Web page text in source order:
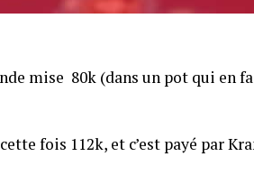
mise 80k (dans un pot qui en
fois 112k, et c’est payé par